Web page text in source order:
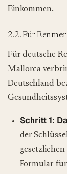
Einkommen.
2.2. Für Rentner
Für deutsche
Mallorca
Deutschland
Schritt 1:
der
gesetzlichen
Formular